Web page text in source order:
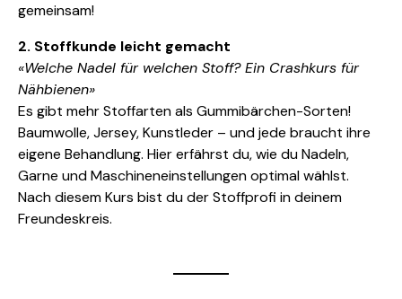
gemeinsam!
2. Stoffkunde leicht gemacht
«Welche Nadel für welchen Stoff? Ein Crashkurs für
Nähbienen»
Es gibt mehr Stoffarten als Gummibärchen-Sorten!
Baumwolle, Jersey, Kunstleder – und jede braucht ihre
eigene Behandlung. Hier erfährst du, wie du Nadeln,
Garne und Maschineneinstellungen optimal wählst.
Nach diesem Kurs bist du der Stoffprofi in deinem
Freundeskreis.